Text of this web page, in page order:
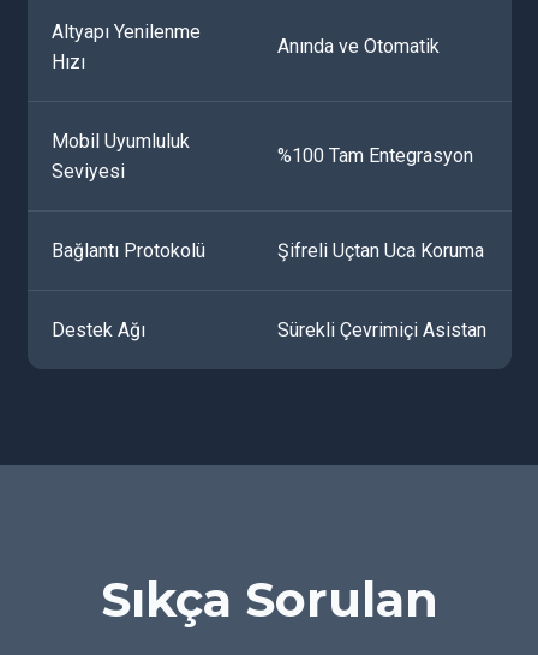
Altyapı Yenilenme
Hızı
Anında ve Otomatik
Mobil Uyumluluk
Seviyesi
%100 Tam Entegrasyon
Bağlantı Protokolü Şifreli Uçtan Uca Koruma
Destek Ağı Sürekli Çevrimiçi Asistan
Sıkça Sorulan